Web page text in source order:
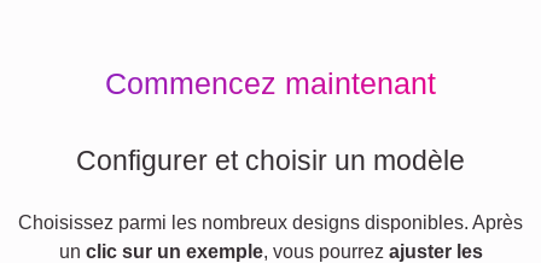
Commencez maintenant
Configurer et choisir un modèle
Choisissez parmi les nombreux designs disponibles. Après
un clic sur un exemple, vous pourrez ajuster les